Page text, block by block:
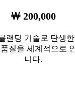
￦ 200,000
랜딩 기술로 탄생한
질을 세계적으로
니다.